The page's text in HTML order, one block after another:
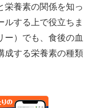
栄養素の関係を知っ
ルする上で役立ちま
ー）でも、食後の血
成する栄養素の種類